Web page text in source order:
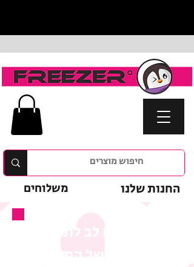
החנות שלנו משלוחים
המבצע של המוצר